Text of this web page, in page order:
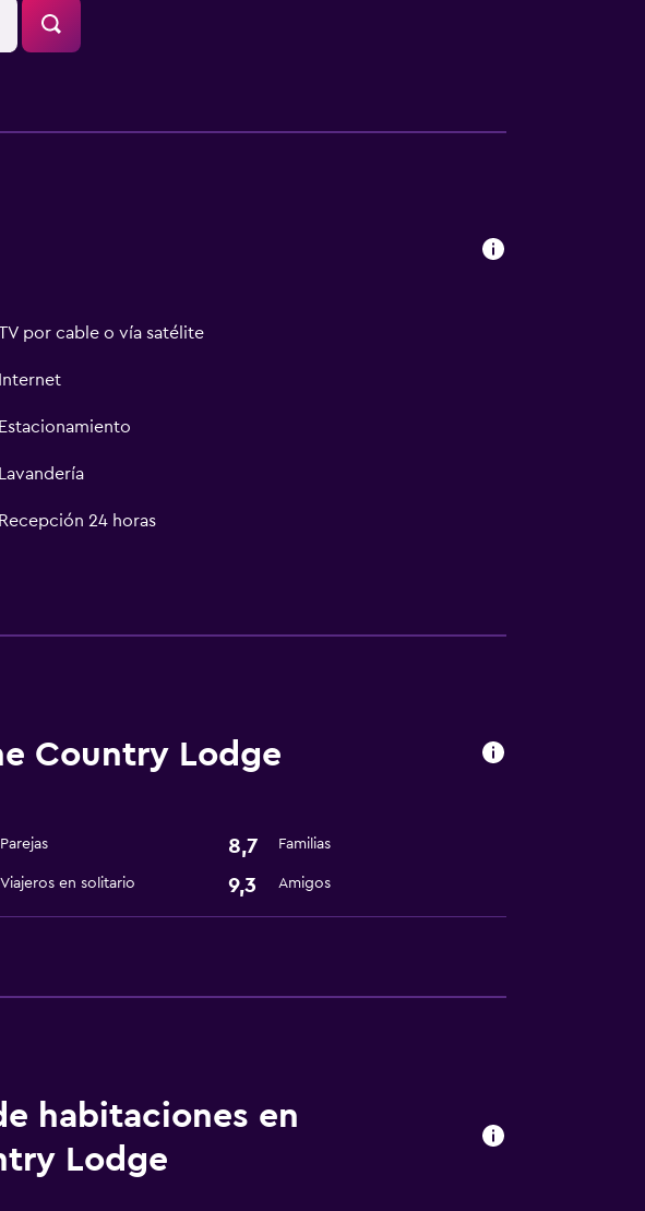
por cable o vía satélite
Internet
Estacionamiento
Lavandería
Recepción 24 horas
de pelo
24 horas
Country Lodge
Parejas 8,7 Familias
Viajeros en solitario 9,3 Amigos
habitaciones en
Lodge